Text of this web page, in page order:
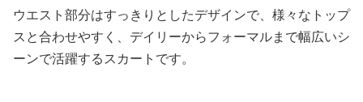
ウエスト部分はすっきりとしたデザインで、様々なトップ
スと合わせやすく、デイリーからフォーマルまで幅広いシ
ーンで活躍するスカートです。